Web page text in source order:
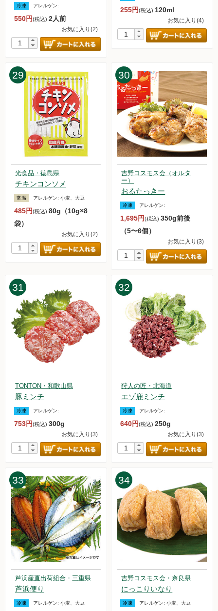
冷凍 アレルゲン:
550円(税込) 2人前
お気に入り(2)
255円(税込) 120ml
お気に入り(4)
29
光食品・徳島県
チキンコンソメ
常温 アレルゲン: 小麦、大豆
485円(税込) 80g（10g×8
袋）
お気に入り(2)
30
吉野コスモス会（オルタ
ー）
おるたっきー
冷凍 アレルゲン:
1,695円(税込)350g前後
（5〜6個）
お気に入り(3)
31
TONTON・和歌山県
豚ミンチ
冷凍 アレルゲン:
753円(税込) 300g
お気に入り(3)
32
狩人の匠・北海道
エゾ鹿ミンチ
冷凍 アレルゲン:
640円(税込)250g
お気に入り(3)
33
芦浜産直出荷組合・三重県
芦浜便り
冷凍 アレルゲン: 小麦、大豆
34
吉野コスモス会・奈良県
にっこりいなり
冷凍 アレルゲン:小麦、大豆